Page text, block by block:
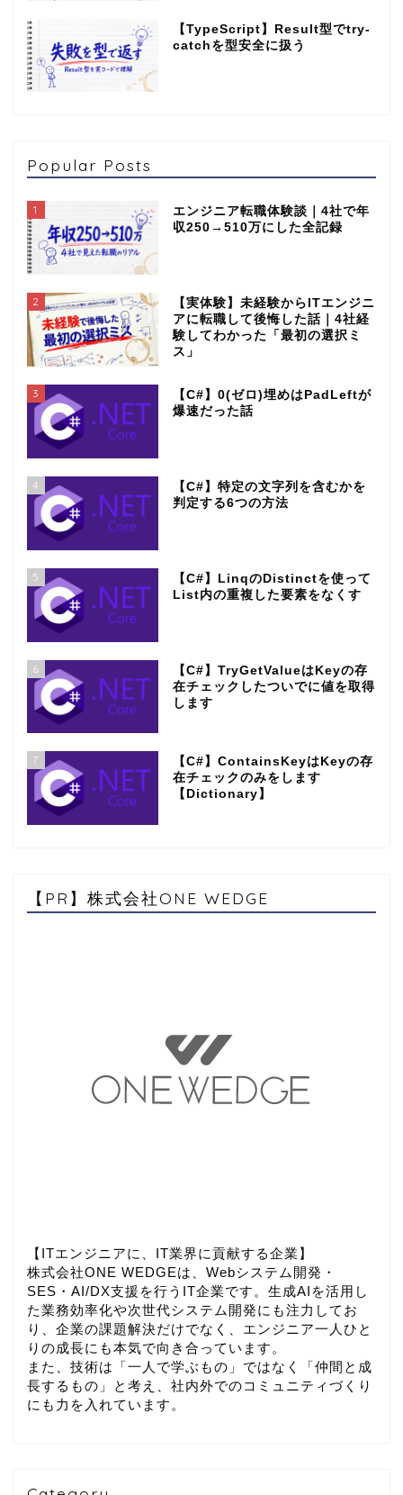
【TypeScript】Result型でtry-
catchを型安全に扱う
Popular Posts
1
エンジニア転職体験談｜4社で年
収250→510万にした全記録
2
【実体験】未経験からITエンジニ
アに転職して後悔した話｜4社経
験してわかった「最初の選択ミ
ス」
3
【C#】0(ゼロ)埋めはPadLeftが
爆速だった話
4
【C#】特定の文字列を含むかを
判定する6つの方法
5
【C#】LinqのDistinctを使って
List内の重複した要素をなくす
6
【C#】TryGetValueはKeyの存
在チェックしたついでに値を取得
します
7
【C#】ContainsKeyはKeyの存
在チェックのみをします
【Dictionary】
【PR】株式会社ONE WEDGE
【ITエンジニアに、IT業界に貢献する企業】
株式会社ONE WEDGEは、Webシステム開発・
SES・AI/DX支援を行うIT企業です。生成AIを活用し
た業務効率化や次世代システム開発にも注力してお
り、企業の課題解決だけでなく、エンジニア一人ひと
りの成長にも本気で向き合っています。
また、技術は「一人で学ぶもの」ではなく「仲間と成
長するもの」と考え、社内外でのコミュニティづくり
にも力を入れています。